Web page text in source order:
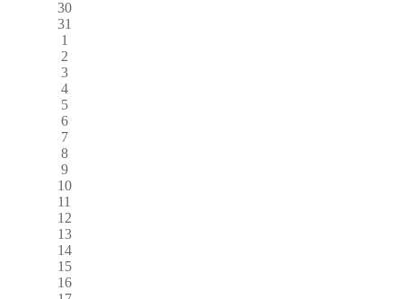
30
31
1
2
3
4
5
6
7
8
9
10
11
12
13
14
15
16